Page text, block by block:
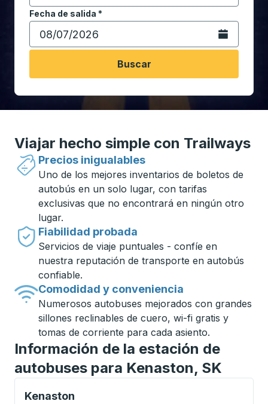
Fecha de salida *
Escriba la fecha en formato de fecha Barra diagonal
Abra el
Buscar
Viajar hecho simple con Trailways
Precios inigualables
Uno de los mejores inventarios de boletos de
autobús en un solo lugar, con tarifas
exclusivas que no encontrará en ningún otro
lugar.
Fiabilidad probada
Servicios de viaje puntuales - confíe en
nuestra reputación de transporte en autobús
confiable.
Comodidad y conveniencia
Numerosos autobuses mejorados con grandes
sillones reclinables de cuero, wi-fi gratis y
tomas de corriente para cada asiento.
Información de la estación de
autobuses para Kenaston, SK
Kenaston
Curbside Stop, utilice las teclas de flecha o la tecla